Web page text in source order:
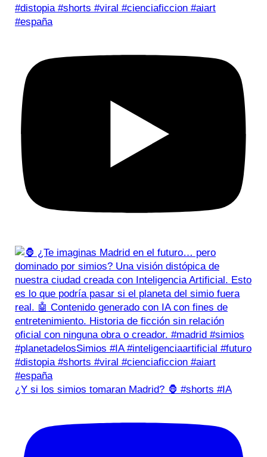
¿Y si los simios tomaran Madrid? 🦍 #shorts #IA